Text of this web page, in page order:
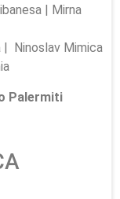
| Mirna
| Ninoslav Mimica
Palermiti